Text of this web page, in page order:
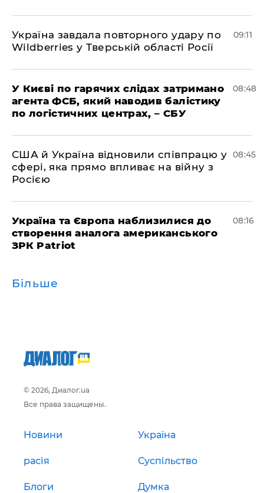
Україна завдала повторного удару по
Wildberries у Тверській області Росії
09:11
У Києві по гарячих слідах затримано
агента ФСБ, який наводив балістику
по логістичних центрах, – СБУ
08:48
США й Україна відновили співпрацю у
сфері, яка прямо впливає на війну з
Росією
08:45
Україна та Європа наблизилися до
створення аналога американського
ЗРК Patriot
08:16
Більше
© 2026, Диалог.ua
Все права защищены.
Новини Україна
расія Суспільство
Блоги Думка